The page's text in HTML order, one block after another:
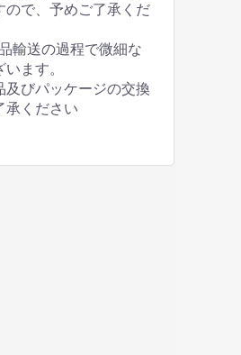
で、予めご了承くだ
輸送の過程で微細な
ます。
びパッケージの交換
承ください